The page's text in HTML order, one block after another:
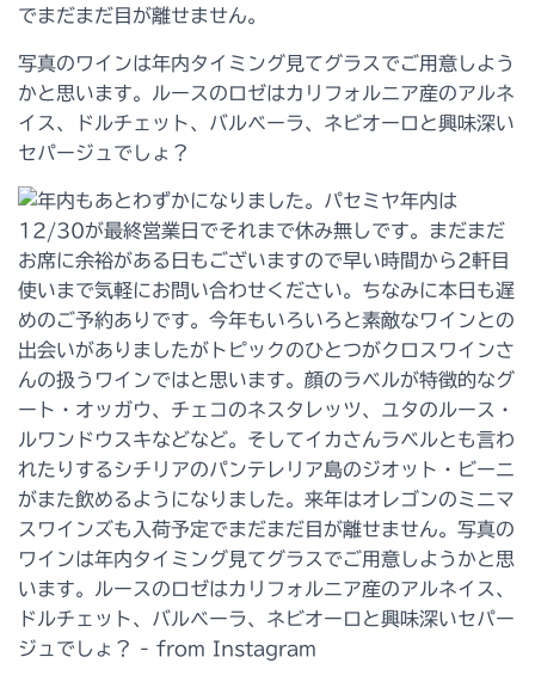
でまだまだ目が離せません。
写真のワインは年内タイミング見てグラスでご用意しよう
かと思います。ルースのロゼはカリフォルニア産のアルネ
イス、ドルチェット、バルベーラ、ネビオーロと興味深い
セパージュでしょ？